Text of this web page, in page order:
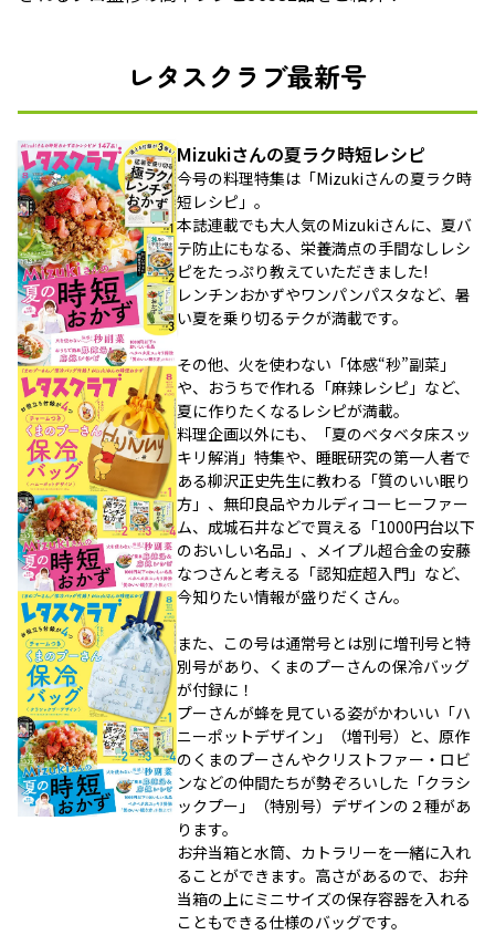
レタスクラブ最新号
Mizukiさんの夏ラク時短レシピ
今号の料理特集は「Mizukiさんの夏ラク時
短レシピ」。
本誌連載でも大人気のMizukiさんに、夏バ
テ防止にもなる、栄養満点の手間なしレシ
ピをたっぷり教えていただきました!
レンチンおかずやワンパンパスタなど、暑
い夏を乗り切るテクが満載です。
その他、火を使わない「体感“秒”副菜」
や、おうちで作れる「麻辣レシピ」など、
夏に作りたくなるレシピが満載。
料理企画以外にも、「夏のベタベタ床スッ
キリ解消」特集や、睡眠研究の第一人者で
ある柳沢正史先生に教わる「質のいい眠り
方」、無印良品やカルディコーヒーファー
ム、成城石井などで買える「1000円台以下
のおいしい名品」、メイプル超合金の安藤
なつさんと考える「認知症超入門」など、
今知りたい情報が盛りだくさん。
また、この号は通常号とは別に増刊号と特
別号があり、くまのプーさんの保冷バッグ
が付録に！
プーさんが蜂を見ている姿がかわいい「ハ
ニーポットデザイン」（増刊号）と、原作
のくまのプーさんやクリストファー・ロビ
ンなどの仲間たちが勢ぞろいした「クラシ
ックプー」（特別号）デザインの２種があ
ります。
お弁当箱と水筒、カトラリーを一緒に入れ
ることができます。高さがあるので、お弁
当箱の上にミニサイズの保存容器を入れる
こともできる仕様のバッグです。